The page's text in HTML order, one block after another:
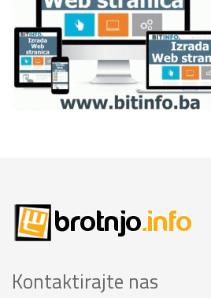
Kontaktirajte nas